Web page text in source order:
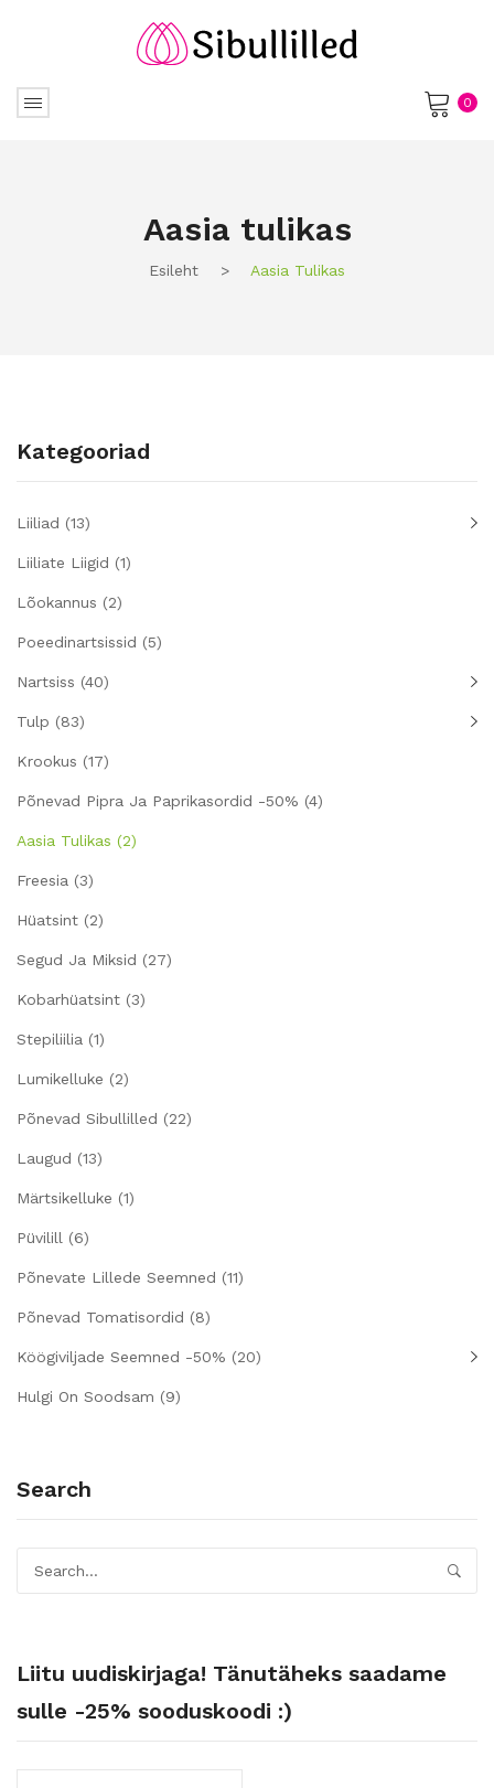
0
Aasia tulikas
Esileht > Aasia Tulikas
Kategooriad
Liiliad (13)
Liiliate Liigid (1)
Lõokannus (2)
Poeedinartsissid (5)
Nartsiss (40)
Tulp (83)
Krookus (17)
Põnevad Pipra Ja Paprikasordid -50% (4)
Aasia Tulikas (2)
Freesia (3)
Hüatsint (2)
Segud Ja Miksid (27)
Kobarhüatsint (3)
Stepiliilia (1)
Lumikelluke (2)
Põnevad Sibullilled (22)
Laugud (13)
Märtsikelluke (1)
Püvilill (6)
Põnevate Lillede Seemned (11)
Põnevad Tomatisordid (8)
Köögiviljade Seemned -50% (20)
Hulgi On Soodsam (9)
Search
Liitu uudiskirjaga! Tänutäheks saadame
sulle -25% sooduskoodi :)